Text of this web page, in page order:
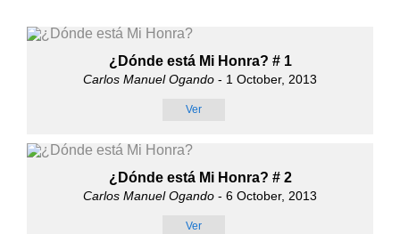
¿Dónde está Mi Honra? # 1
Carlos Manuel Ogando - 1 October, 2013
Ver
¿Dónde está Mi Honra? # 2
Carlos Manuel Ogando - 6 October, 2013
Ver